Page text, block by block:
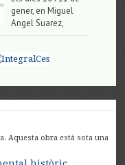
gener, en Miguel
Angel Suarez,
Aquesta obra està sota una